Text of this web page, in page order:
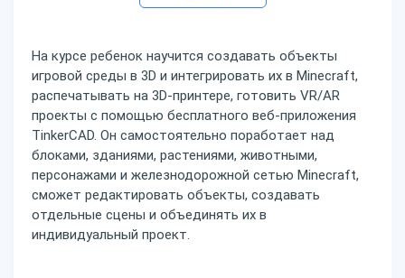
На курсе ребенок научится создавать объекты
игровой среды в 3D и интегрировать их в Minecraft,
распечатывать на 3D-принтере, готовить VR/AR
проекты с помощью бесплатного веб-приложения
TinkerCAD. Он самостоятельно поработает над
блоками, зданиями, растениями, животными,
персонажами и железнодорожной сетью Minecraft,
сможет редактировать объекты, создавать
отдельные сцены и объединять их в
индивидуальный проект.